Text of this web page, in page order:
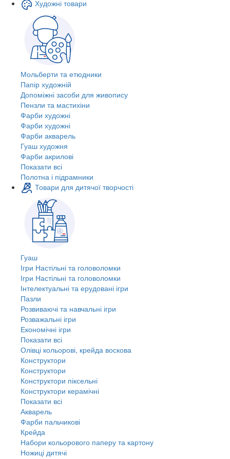
Художні товари
Мольберти та етюдники
Папір художній
Допоміжні засоби для живопису
Пензли та мастихіни
Фарби художні
Фарби художні
Фарби акварель
Гуаш художня
Фарби акрилові
Показати всі
Полотна і підрамники
Товари для дитячої творчості
Гуаш
Ігри Настільні та головоломки
Ігри Настільні та головоломки
Інтелектуальні та ерудовані ігри
Пазли
Розвиваючі та навчальні ігри
Розважальні ігри
Економічні ігри
Показати всі
Олівці кольорові, крейда воскова
Конструктори
Конструктори
Конструктори піксельні
Конструктори керамічні
Показати всі
Акварель
Фарби пальчикові
Крейда
Набори кольорового паперу та картону
Ножиці дитячі